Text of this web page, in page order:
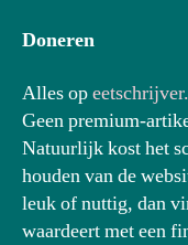
Doneren
Alles op
Geen premium-
Natuurlijk kost het
houden van de
leuk of nuttig, dan
waardeert met een